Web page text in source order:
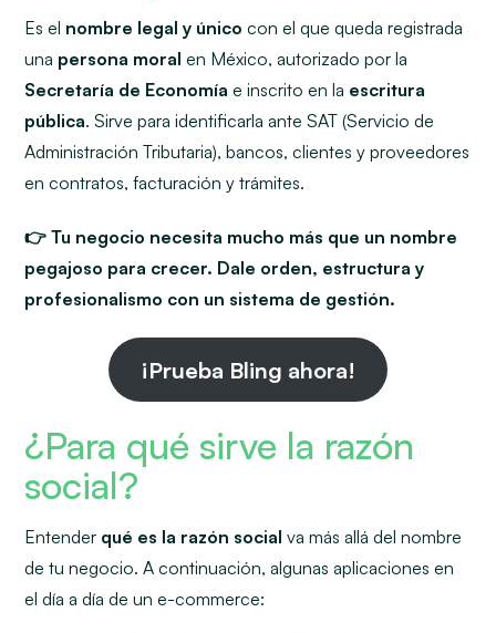
Es el nombre legal y único con el que queda registrada
una persona moral en México, autorizado por la
Secretaría de Economía e inscrito en la escritura
pública. Sirve para identificarla ante SAT (Servicio de
Administración Tributaria), bancos, clientes y proveedores
en contratos, facturación y trámites.
👉 Tu negocio necesita mucho más que un nombre
pegajoso para crecer. Dale orden, estructura y
profesionalismo con un sistema de gestión.
¡Prueba Bling ahora!
¿Para qué sirve la razón
social?
Entender qué es la razón social va más allá del nombre
de tu negocio. A continuación, algunas aplicaciones en
el día a día de un e-commerce: